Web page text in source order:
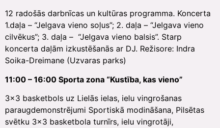
12 radošās darbnīcas un kultūras programma. Koncerta
1.daļa – “Jelgava vieno soļus”; 2. daļa – “Jelgava vieno
cilvēkus”; 3. daļa – “Jelgava vieno balsis”. Starp
koncerta daļām izkustēšanās ar DJ. Režisore: Indra
Soika-Dreimane (Uzvaras parks)
11:00 – 16:00 Sporta zona “Kustība, kas vieno”
3×3 basketbols uz Lielās ielas, ielu vingrošanas
paraugdemonstrējumi Sportiskā modināšana, Pilsētas
svētku 3×3 basketbola turnīrs, ielu vingrotāji,